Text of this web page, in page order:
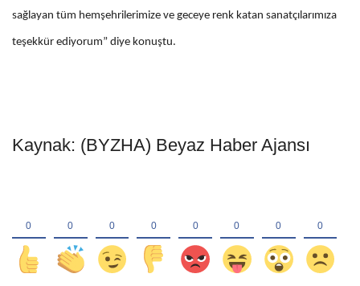
sağlayan tüm hemşehrilerimize ve geceye renk katan sanatçılarımıza
teşekkür ediyorum” diye konuştu.
Kaynak: (BYZHA) Beyaz Haber Ajansı